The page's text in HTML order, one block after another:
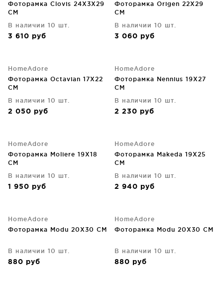
Фоторамка Clovis 24X3X29
CM
В наличии 10 шт.
3 610 руб
Фоторамка Origen 22X29
CM
В наличии 10 шт.
3 060 руб
HomeAdore
Фоторамка Octavian 17X22
CM
В наличии 10 шт.
2 050 руб
HomeAdore
Фоторамка Nennius 19X27
CM
В наличии 10 шт.
2 230 руб
HomeAdore
Фоторамка Moliere 19X18
CM
В наличии 10 шт.
1 950 руб
HomeAdore
Фоторамка Makeda 19X25
CM
В наличии 10 шт.
2 940 руб
HomeAdore
Фоторамка Modu 20X30 CM
В наличии 10 шт.
880 руб
HomeAdore
Фоторамка Modu 20X30 CM
В наличии 10 шт.
880 руб